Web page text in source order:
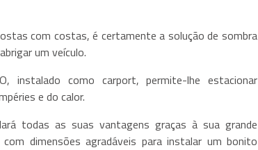
com costas, é certamente a solução de sombra
um veículo.
instalado como carport, permite-lhe estacionar
e do calor.
todas as suas vantagens graças à sua grande
dimensões agradáveis para instalar um bonito